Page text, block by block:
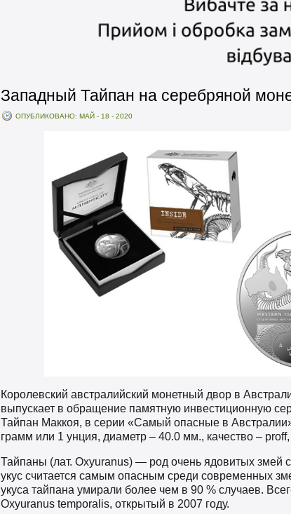
Западный Тайпан на серебряной
ОПУБЛИКОВАНО: МАЙ - 18 - 2020
Королевский австралийский монетный двор в
выпускает в обращение памятную инвестиционную
Тайпан Маккоя, в серии «Самый опасные в
грамм или 1 унция, диаметр – 40.0 мм., качество –
Тайпаны (лат. Oxyuranus) — род очень ядовитых змей
укус считается самым опасным среди современных
укуса тайпана умирали более чем в 90 % случаев.
Oxyuranus temporalis, открытый в 2007 году.